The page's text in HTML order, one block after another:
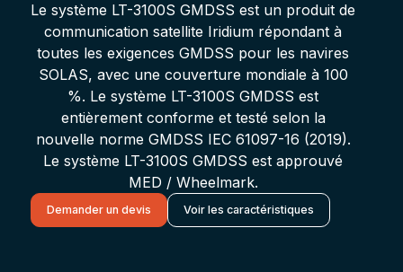
Le système LT-3100S GMDSS est un produit de
communication satellite Iridium répondant à
toutes les exigences GMDSS pour les navires
SOLAS, avec une couverture mondiale à 100
%. Le système LT-3100S GMDSS est
entièrement conforme et testé selon la
nouvelle norme GMDSS IEC 61097-16 (2019).
Le système LT-3100S GMDSS est approuvé
MED / Wheelmark.
Demander un devis Voir les caractéristiques